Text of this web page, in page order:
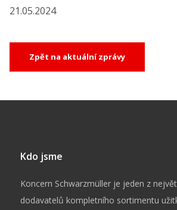
21.05.2024
Zpět na aktuální zprávy
Kdo jsme
Koncern Schwarzmüller je jeden z
dodavatelů kompletního sortimentu